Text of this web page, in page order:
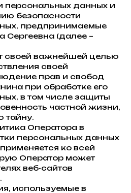
персональных данных и
безопасности
предпринимаемые
(далее –
своей важнейшей целью
своей
прав и свобод
при обработке его
в том числе защиты
частной жизни,
тайну.
Оператора в
персональных данных
ко всей
Оператор может
веб-сайтов
.
используемые в